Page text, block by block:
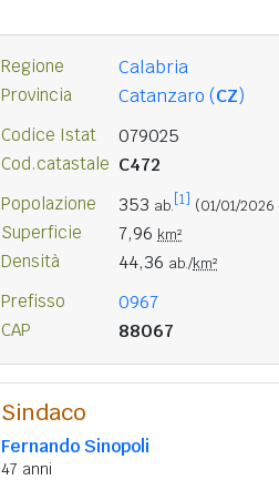
Regione Calabria
Provincia Catanzaro (CZ)
Codice Istat 079025
Cod.catastale C472
Popolazione 353 ab. [1] (01/01/
Superficie 7,96 km²
Densità 44,36 ab./km²
Prefisso 0967
CAP 88067
Sindaco
Fernando Sinopoli
47 anni